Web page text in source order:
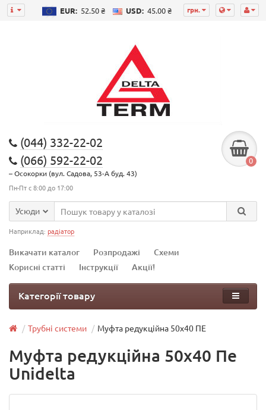
грн.
EUR: 52.50 ₴ USD: 45.00 ₴
(044) 332-22-02
(066) 592-22-02
– Осокорки (вул. Садова, 53-А буд. 43)
Пн-Пт с 8:00 до 17:00
0
Усюди
Наприклад: радіатор
Викачати каталог Розпродажі
Схеми
Корисні статті
Інструкції Акції!
Категорії товару
Трубні системи Муфта редукційна 50х40 ПЕ
Муфта редукційна 50х40 Пе
Unidelta